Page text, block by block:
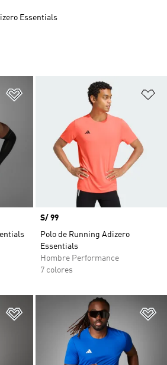
Añadir a la lista de deseos
Precio
S/ 99
Polo de Running Adizero
Essentials
Hombre Performance
7 colores
Añadir a la lista de deseos
Essentials